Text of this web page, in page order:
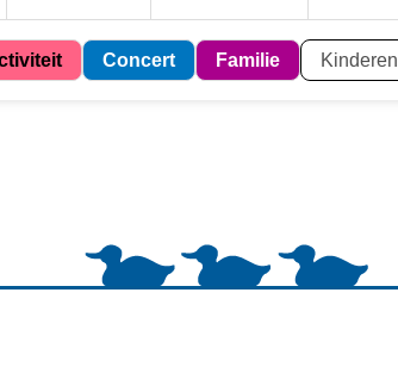
Concert Familie Kinderen